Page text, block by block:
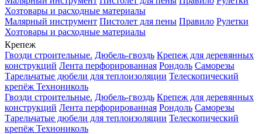
Хозтовары и расходные материалы
Малярный инструмент Пистолет для пены Правило Рулетки
Хозтовары и расходные материалы
Крепеж
Гвозди строительные. Дюбель-гвоздь Крепеж для деревянных
конструкций Лента перфорированная Рондоль Саморезы
Тарельчатые дюбели для теплоизоляции Телескопический
крепёж Технониколь
Гвозди строительные. Дюбель-гвоздь Крепеж для деревянных
конструкций Лента перфорированная Рондоль Саморезы
Тарельчатые дюбели для теплоизоляции Телескопический
крепёж Технониколь